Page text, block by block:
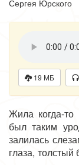
Сергея Юрского
19 МБ
Жила когда-
был таким
залилась
глаза,